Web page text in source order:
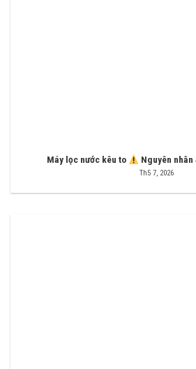
Máy lọc nước kêu to Nguyên
Th5 7, 2026